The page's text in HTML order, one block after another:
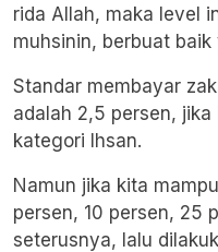
rida Allah, maka level
muhsinin, berbuat baik
Standar membayar
adalah 2,5 persen,
kategori Ihsan.
Namun jika kita
persen, 10 persen, 25
seterusnya, lalu